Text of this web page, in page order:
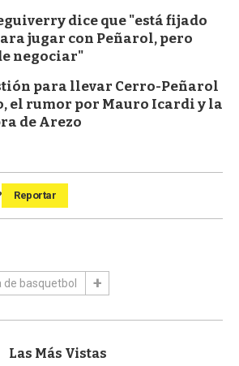
dice que "está fijado
jugar con Peñarol, pero
negociar"
para llevar Cerro-Peñarol
el rumor por Mauro Icardi y la
de Arezo
Reportar
basquetbol
Las Más Vistas